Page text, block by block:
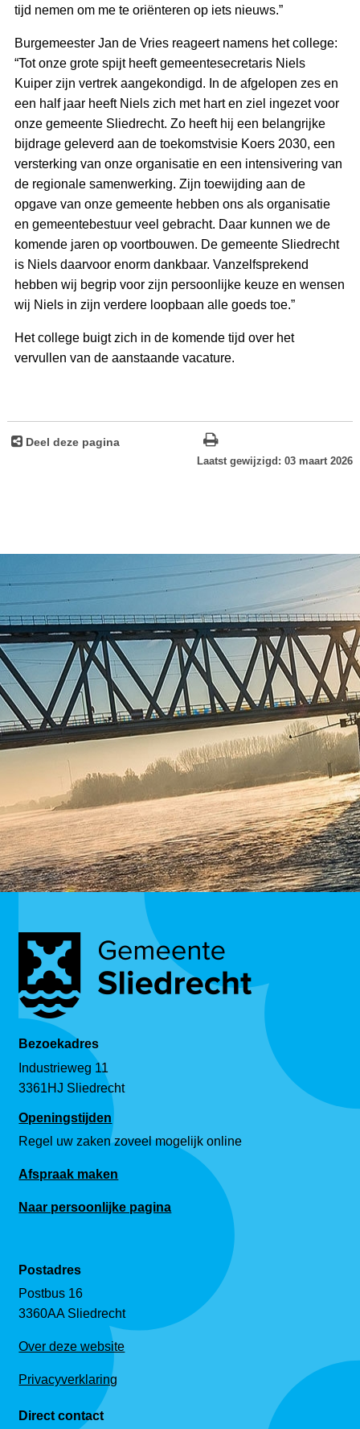
tijd nemen om me te oriënteren op iets nieuws.”
Burgemeester Jan de Vries reageert namens het college:
“Tot onze grote spijt heeft gemeentesecretaris Niels
Kuiper zijn vertrek aangekondigd. In de afgelopen zes en
een half jaar heeft Niels zich met hart en ziel ingezet voor
onze gemeente Sliedrecht. Zo heeft hij een belangrijke
bijdrage geleverd aan de toekomstvisie Koers 2030, een
versterking van onze organisatie en een intensivering van
de regionale samenwerking. Zijn toewijding aan de
opgave van onze gemeente hebben ons als organisatie
en gemeentebestuur veel gebracht. Daar kunnen we de
komende jaren op voortbouwen. De gemeente Sliedrecht
is Niels daarvoor enorm dankbaar. Vanzelfsprekend
hebben wij begrip voor zijn persoonlijke keuze en wensen
wij Niels in zijn verdere loopbaan alle goeds toe.”
Het college buigt zich in de komende tijd over het
vervullen van de aanstaande vacature.
Deel deze pagina
Laatst gewijzigd: 03 maart 2026
Bezoekadres
Industrieweg 11
3361HJ Sliedrecht
Openingstijden
Regel uw zaken zoveel mogelijk online
Afspraak maken
Naar persoonlijke pagina
Postadres
Postbus 16
3360AA Sliedrecht
Over deze website
Privacyverklaring
Direct contact